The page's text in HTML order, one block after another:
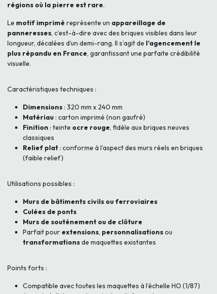
régions où la pierre est rare.
Le motif imprimé représente un appareillage de
panneresses, c’est-à-dire avec des briques visibles dans leur
longueur, décalées d’un demi-rang. Il s’agit de l’agencement le
plus répandu en France, garantissant une parfaite crédibilité
visuelle.
Caractéristiques techniques :
Dimensions : 320 mm x 240 mm
Matériau : carton imprimé (non gaufré)
Finition : teinte ocre rouge, fidèle aux briques neuves
classiques
Relief plat : conforme à l’aspect des murs réels en briques
(faible relief)
Utilisations possibles :
Murs de bâtiments civils ou ferroviaires
Culées de ponts
Murs de soutènement ou de clôture
Parfait pour extensions, personnalisationsou
transformationsde maquettes existantes
Points forts :
Compatible avec toutes les maquettes à l’échelle HO (1/87)